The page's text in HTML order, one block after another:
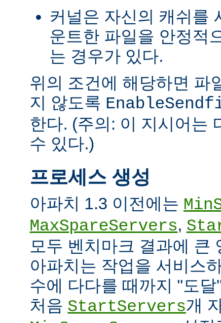
커널은 자신의 캐쉬를
운트한 파일을 안정적
는 경우가 있다.
위의 조건에 해당하면 파
지 않도록
한다. (주의: 이 지시어는
수 있다.)
프로세스 생성
아파치 1.3 이전에는
MaxSpareServers,
모두 벤치마크 결과에 큰
아파치는 작업을 서비스
수에 다다를 때까지 "도
처음 StartServers개